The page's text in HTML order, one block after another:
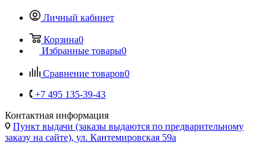
Личный кабинет
Корзина0
Избранные товары0
Сравнение товаров0
+7 495 135-39-43
Контактная информация
Пункт выдачи (заказы выдаются по предварительному
заказу на сайте), ул. Кантемировская 59а